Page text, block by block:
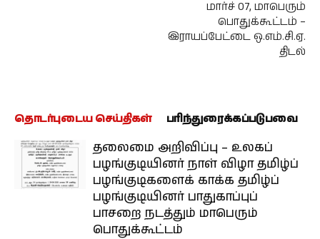
மார்ச் 07, மாபெரும்
பொதுக்கூட்டம் –
இராயப்பேட்டை ஒ.எம்.சி.ஏ.
திடல்
தொடர்புடைய செய்திகள் பரிந்துரைக்கப்படுபவை
தலைமை அறிவிப்பு – உலகப்
பழங்குடியினர் நாள் விழா தமிழ்ப்
பழங்குடிகளைக் காக்க தமிழ்ப்
பழங்குடியினர் பாதுகாப்புப்
பாசறை நடத்தும் மாபெரும்
பொதுக்கூட்டம்